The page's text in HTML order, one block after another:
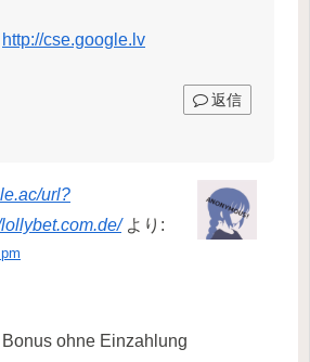
http://cse.google.lv
返信
url?
より:
ohne Einzahlung